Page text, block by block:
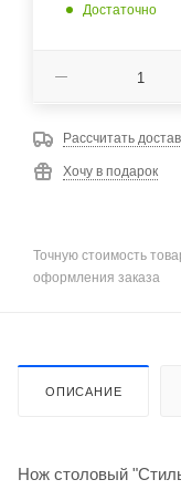
Достаточно
Рассчитать
Хочу в подарок
Точную стоимость
оформления заказа
ОПИСАНИЕ
Нож столовый